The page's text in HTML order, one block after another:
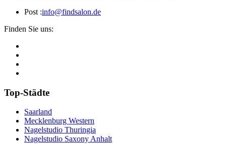
Post :info@findsalon.de
Finden Sie uns:
Top-Städte
Saarland
Mecklenburg Western
Nagelstudio Thuringia
Nagelstudio Saxony Anhalt